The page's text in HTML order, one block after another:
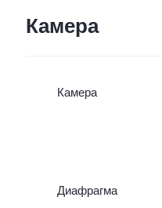
Камера
Камера
Диафрагма